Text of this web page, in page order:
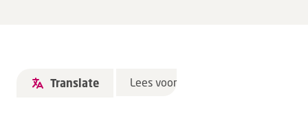
Translate Lees voor